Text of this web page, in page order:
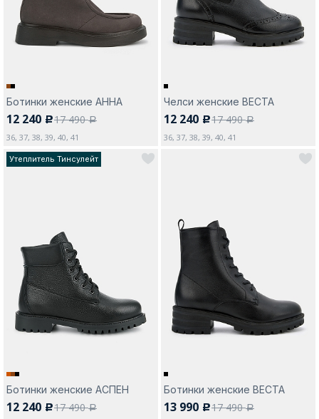
Ботинки женские АННА
12 240 c17 490a
36, 37, 38, 39, 40, 41
Челси женские ВЕСТА
12 240 c17 490a
36, 37, 38, 39, 40, 41
Утеплитель Тинсулейт
Ботинки женские АСПЕН
12 240 c17 490a
Ботинки женские ВЕСТА
13 990 c17 490a